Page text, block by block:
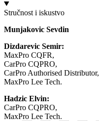
Stručnost i iskustvo
Munjakovic Sevdin
Dizdarevic Semir:
MaxPro CQFR,
CarPro CQPRO,
CarPro Authorised Distributor,
MaxPro Lee Tech.
Hadzic Elvin:
CarPro CQPRO,
MaxPro Lee Tech.